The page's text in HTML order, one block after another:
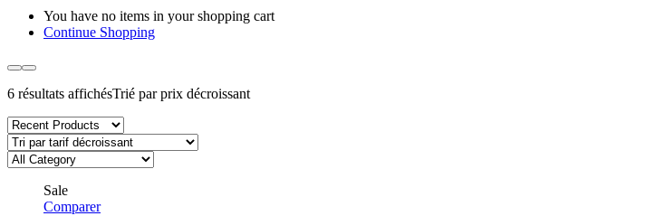
You have no items in your shopping cart
Continue Shopping
6 résultats affichésTrié par prix décroissant
Sale
Comparer